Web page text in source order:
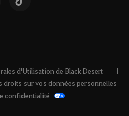
d'Utilisation de Black Desert
sur vos données personnelles
confidentialité